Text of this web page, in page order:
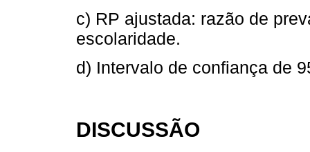
c) RP ajustada: razão de
escolaridade.
d) Intervalo de confiança de
DISCUSSÃO